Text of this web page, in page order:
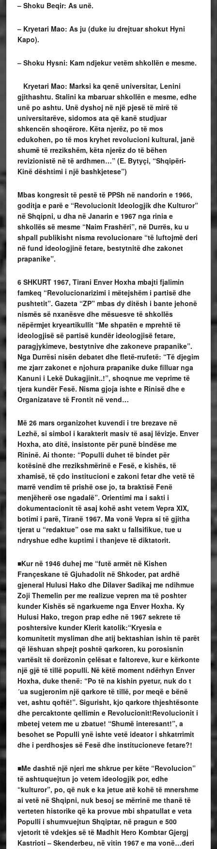
– Shoku Beqir: As unë.
– Kryetari Mao: As ju (duke iu drejtuar shokut Hyni
Kapo).
– Shoku Hysni: Kam ndjekur vetëm shkollën e mesme.
Kryetari Mao: Marksi ka qenë universitar, Lenini
gjithashtu. Stalini ka mbaruar shkollën e mesme, edhe
unë po ashtu. Unë dyshoj në një pjesë të mirë të
universitarëve, sidomos ata që kanë studjuar
shkencën shoqërore. Këta njerëz, po të mos
edukohen, po të mos kryhet revolucioni kultural, janë
shumë të rrezikshëm, këta njerëz do të bëhen
revizionistë në të ardhmen…” (E. Bytyçi, “Shqipëri-
Kinë dështimi i një bashkjetese”)
Mbas kongresit të pestë të PPSh në nandorin e 1966,
goditja e parë e “Revolucionit Ideologjik dhe Kulturor”
në Shqipni, u dha në Janarin e 1967 nga rinia e
shkollës së mesme “Naim Frashëri”, në Durrës, ku u
shpall publikisht nisma revolucionare “të luftojmë deri
në fund ideologjinë fetare, bestytnitë dhe zakonet
prapanike”.
6 SHKURT 1967, Tirani Enver Hoxha mbajti fjalimin
famkeq “Revolucionarizimi i mëtejshëm i partisë dhe
pushtetit”. Gazeta “ZP” mbas dy ditësh i bante jehonë
nismës së nxanësve dhe mësuesve të shkollës
nëpërmjet kryeartikullit “Me shpatën e mprehtë të
ideologjisë së partisë kundër ideologjisë fetare,
paragjykimeve, bestytnive dhe zakoneve prapanike”.
Nga Durrësi nisën debatet dhe fletë-rrufetë: “Të djegim
me zjarr zakonet e njohura prapanike duke filluar nga
Kanuni i Lekë Dukagjinit..!”, shoqnue me veprime të
tjera kundër Fesë. Nisma gjoja ishte e Rinisë dhe e
Organizatave të Frontit në vend…
Më 26 mars organizohet kuvendi i tre brezave në
Lezhë, si simbol i karakterit masiv të asaj lëvizje. Enver
Hoxha, ato ditë, insistonte për punë bindëse me
Rininë. Ai thonte: “Populli duhet të bindet për
kotësinë dhe rrezikshmërinë e Fesë, e kishës, të
xhamisë, të çdo institucioni e zakoni fetar dhe vetë të
marrë vendim të prishë ose jo, ta braktisë Fenë
menjëherë ose ngadalë”. Orientimi ma i sakti i
dokumentacionit të asaj kohë asht vetem Vepra XIX,
botimi i parë, Tiranë 1967. Ma vonë Vepra si të gjitha
tjerat u “redaktue” ose ma sakt u fallsifikue, tue u
ndryshue edhe kuptimi i thanjeve të diktatorit.
■Kur në 1946 duhej me “futë armët në Kishen
Françeskane të Gjuhadolit në Shkoder, pat ardhë
gjeneral Hulusi Hako dhe Dilaver Sadikaj me ndihmue
Zoji Themelin per me realizue vepren ma të poshter
kunder Kishës së ngarkueme nga Enver Hoxha. Ky
Hulusi Hako, tregon prap edhe në 1967 sekrete të
poshtersive kunder Klerit katolik:“Kryesia e
komunitetit mysliman dhe atij bektashian ishin të parët
që lëshuan shpejt poshtë qarkoren, ku porosisnin
vartësit të dorëzonin çelësat e faltoreve, kur e kërkonte
një gjë të tillë populli. Në këtë moment ndërhyn Enver
Hoxha, duke thenë: “Po të na kishin pyetur, nuk do t
´ua sugjeronim një qarkore të tillë, por meqë e bënë
vet, ashtu qoftë!”. Sigurisht, kjo qarkore thjeshtësonte
dhe percaktonte qellimin e Revolucionit!Revolucionit i
mbetej vetem me u zbatue! “Shumë interesant!”, a
besohet se Populli ynë ishte vetë ideator i shkatrrimit
dhe i perdhosjes së Fesë dhe institucioneve fetare?!
■Me dashtë një njeri me shkrue per këte “Revolucion”
të ashtuquejtun jo vetem ideologjik por, edhe
“kulturor”, po, që nuk e ka jetue atë kohë të mnershme
ai vetë në Shqipni, nuk besoj se mërrinë me thanë të
verteten historike që ka provue mbi shpatullat e veta
Populli i shumvuejtun Shqiptar, në pragun e 500
vjetorit të vdekjes së të Madhit Hero Kombtar Gjergj
Kastrioti – Skenderbeu, në vitin 1967 e ma vonë…deri